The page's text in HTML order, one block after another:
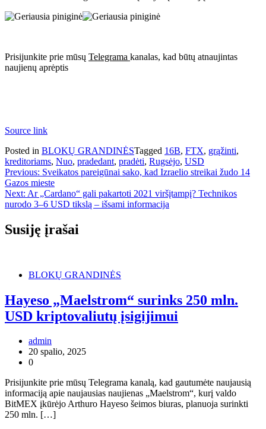
Prisijunkite prie mūsų Telegrama kanalas, kad būtų atnaujintas
naujienų aprėptis
Source link
Posted in BLOKŲ GRANDINĖSTagged 16B, FTX, grąžinti,
kreditoriams, Nuo, pradedant, pradėti, Rugsėjo, USD
Navigacija
tarp
įrašų
Previous: Sveikatos pareigūnai sako, kad Izraelio streikai žudo 14
Gazos mieste
Next: Ar „Cardano“ gali pakartoti 2021 viršįtampį? Technikos
nurodo 3–6 USD tikslą – išsami informacija
Susiję įrašai
BLOKŲ GRANDINĖS
Hayeso „Maelstrom“ surinks 250 mln.
USD kriptovaliutų įsigijimui
admin
20 spalio, 2025
0
Prisijunkite prie mūsų Telegrama kanalą, kad gautumėte naujausią
informaciją apie naujausias naujienas „Maelstrom“, kurį valdo
BitMEX įkūrėjo Arthuro Hayeso šeimos biuras, planuoja surinkti
250 mln. […]